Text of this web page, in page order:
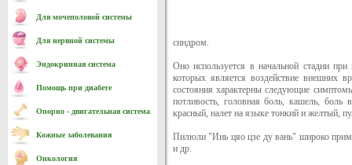
Для мочеполовой системы
Для нервной системы
Эндокринная система
Помощь при диабете
Опорно - двигательная система
Кожные заболевания
Онкология
синдром.
Оно используется в начальной стадии
которых является воздействие внешних
состояния характерны следующие
потливость, головная боль, кашель,
красный, налет на языке тонкий и желтый,
Пилюли "Инь цяо цзе ду вань" широко
и др.